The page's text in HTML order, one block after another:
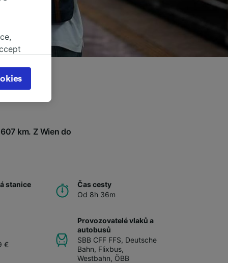
km. Z Wien do
stanice
Čas cesty
Od 8h 36m
€
Provozovatelé vlaků a
autobusů
SBB CFF FFS, Deutsche
Bahn, Flixbus,
Westbahn, ÖBB
page.